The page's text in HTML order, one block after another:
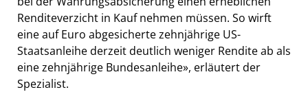
Renditeverzicht in Kauf nehmen müssen. So wirft
eine auf Euro abgesicherte zehnjährige US-
Staatsanleihe derzeit deutlich weniger Rendite ab als
eine zehnjährige Bundesanleihe», erläutert der
Spezialist.